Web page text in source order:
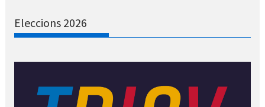
Eleccions 2026